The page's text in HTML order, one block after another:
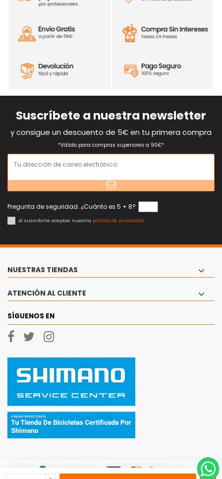
Suscríbete a nuestra newsletter
y consigue un descuento de 5€ en tu primera compra
*Válido para compras superiores a 90€*
Pregunta de seguridad. ¿Cuánto es 5 + 8?
Al suscribirte aceptas nuestra política de privacidad
NUESTRAS TIENDAS
ATENCIÓN AL CLIENTE
SÍGUENOS EN